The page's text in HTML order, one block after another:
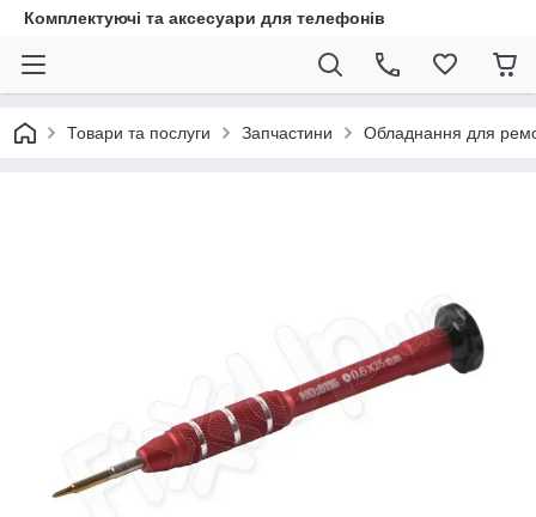
Комплектуючі та аксесуари для телефонів
Товари та послуги Запчастини Обладнання для